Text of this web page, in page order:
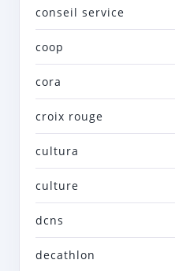
conseil service
coop
cora
croix rouge
cultura
culture
dcns
decathlon